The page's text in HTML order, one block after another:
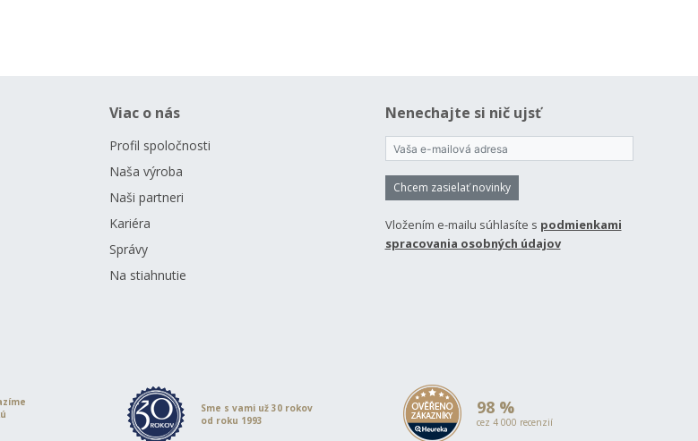
Viac o nás
Profil spoločnosti
Naša výroba
Naši partneri
Kariéra
Správy
Na stiahnutie
Nenechajte si nič ujsť
Chcem zasielať novinky
Vložením e-mailu súhlasíte s podmienkami
spracovania osobných údajov
Sme s vami už 30 rokov
od roku 1993
98 %
cez 4 000 recenzií